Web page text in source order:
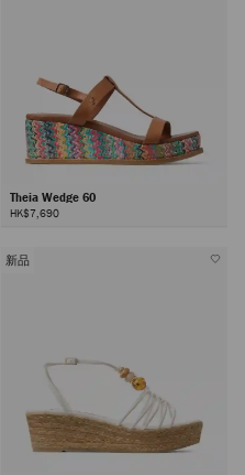
Theia Wedge 60
HK$7,690
新品